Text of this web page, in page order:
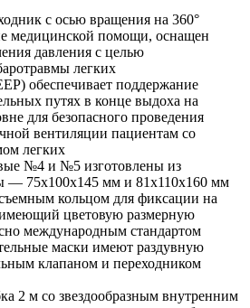
с осью вращения на 360°
медицинской помощи, оснащен
давления с целью
легких
обеспечивает поддержание
путях в конце выдоха на
для безопасного проведения
вентиляции пациентам со
легких
№4 и №5 изготовлены из
— 75x100x145 мм и 81x110x160 мм
кольцом для фиксации на
имеющий цветовую размерную
международным стандартом
маски имеют раздувную
клапаном и переходником
2 м со звездообразным внутренним